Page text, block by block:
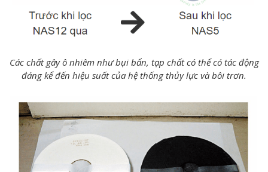
Các chất gây ô nhiêm như bụi bẩn, tạp chất có thể có tác động
đáng kể đến hiệu suất của hệ thống thủy lực và bôi trơn.